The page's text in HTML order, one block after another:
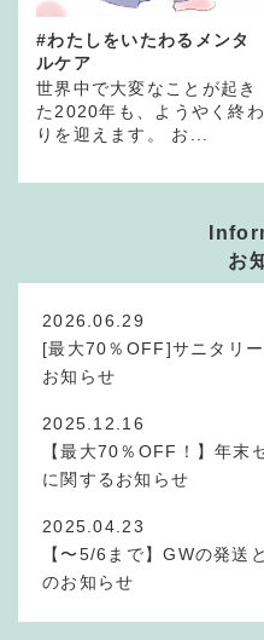
#わたしをいたわるメンタ
ルケア
世界中で大変なことが起き
た2020年も、ようやく終わ
りを迎えます。 お...
お
2026.06.29
[最大70％OFF]サニタリ
お知らせ
2025.12.16
【最大70％OFF！】年末
に関するお知らせ
2025.04.23
【〜5/6まで】GWの発送
のお知らせ